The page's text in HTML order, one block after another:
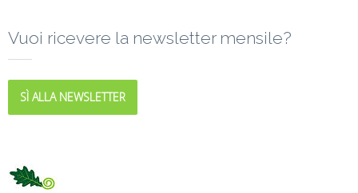
Vuoi ricevere la newsletter mensile?
SÌ ALLA NEWSLETTER